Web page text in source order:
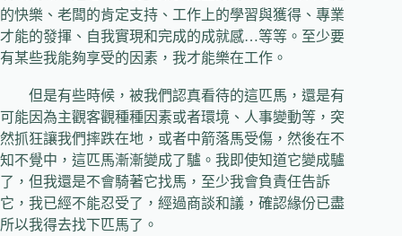
的快樂、老闆的肯定支持、工作上的學習與獲得、專業
才能的發揮、自我實現和完成的成就感…等等。至少要
有某些我能夠享受的因素，我才能樂在工作。
但是有些時候，被我們認真看待的這匹馬，還是有
可能因為主觀客觀種種因素或者環境、人事變動等，突
然抓狂讓我們摔跌在地，或者中箭落馬受傷，然後在不
知不覺中，這匹馬漸漸變成了驢。我即使知道它變成驢
了，但我還是不會騎著它找馬，至少我會負責任告訴
它，我已經不能忍受了，經過商談和議，確認緣份已盡
所以我得去找下匹馬了。